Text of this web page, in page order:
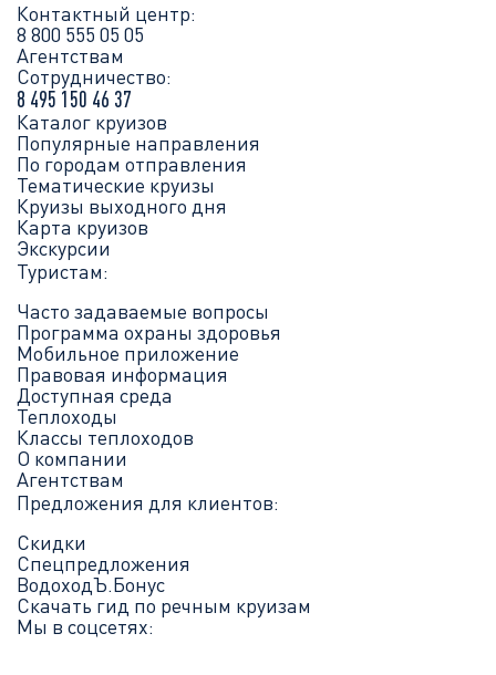
Контактный центр:
8 800 555 05 05
Агентствам
Сотрудничество:
8 495 150 46 37
Каталог круизов
Популярные направления
По городам отправления
Тематические круизы
Круизы выходного дня
Карта круизов
Экскурсии
Туристам:
Часто задаваемые вопросы
Программа охраны здоровья
Мобильное приложение
Правовая информация
Доступная среда
Теплоходы
Классы теплоходов
О компании
Агентствам
Предложения для клиентов:
Скидки
Спецпредложения
ВодоходЪ.Бонус
Скачать гид по речным круизам
Мы в соцсетях: